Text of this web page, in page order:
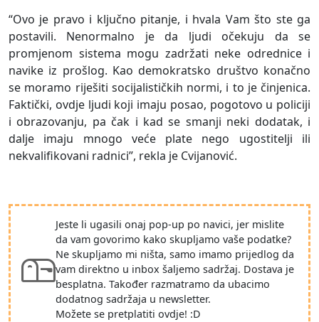
“Ovo je pravo i ključno pitanje, i hvala Vam što ste ga
postavili. Nenormalno je da ljudi očekuju da se
promjenom sistema mogu zadržati neke odrednice i
navike iz prošlog. Kao demokratsko društvo konačno
se moramo riješiti socijalističkih normi, i to je činjenica.
Faktički, ovdje ljudi koji imaju posao, pogotovo u policiji
i obrazovanju, pa čak i kad se smanji neki dodatak, i
dalje imaju mnogo veće plate nego ugostitelji ili
nekvalifikovani radnici”, rekla je Cvijanović.
Jeste li ugasili onaj pop-up po navici, jer mislite
da vam govorimo kako skupljamo vaše podatke?
Ne skupljamo mi ništa, samo imamo prijedlog da
vam direktno u inbox šaljemo sadržaj. Dostava je
besplatna. Također razmatramo da ubacimo
dodatnog sadržaja u newsletter.
Možete se pretplatiti ovdje! :D